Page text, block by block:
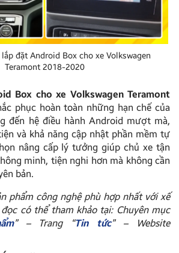
đặt Android Box cho xe Volkswagen
Teramont 2018-2020
Box cho xe Volkswagen Teramont
phục hoàn toàn những hạn chế của
đến hệ điều hành Android mượt mà,
và khả năng cập nhật phần mềm tự
nâng cấp lý tưởng giúp chủ xe tận
minh, tiện nghi hơn mà không cần
bản.
phẩm công nghệ phù hợp nhất với xế
có thể tham khảo tại: Chuyên mục
” – Trang “Tin tức” – Website